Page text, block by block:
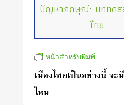
ปัญหาภิกษุณี: บททดส
ไทย
หน้าสำหรับพิมพ์
เมืองไทยเป็นอย่างนี้ จ
ไหม